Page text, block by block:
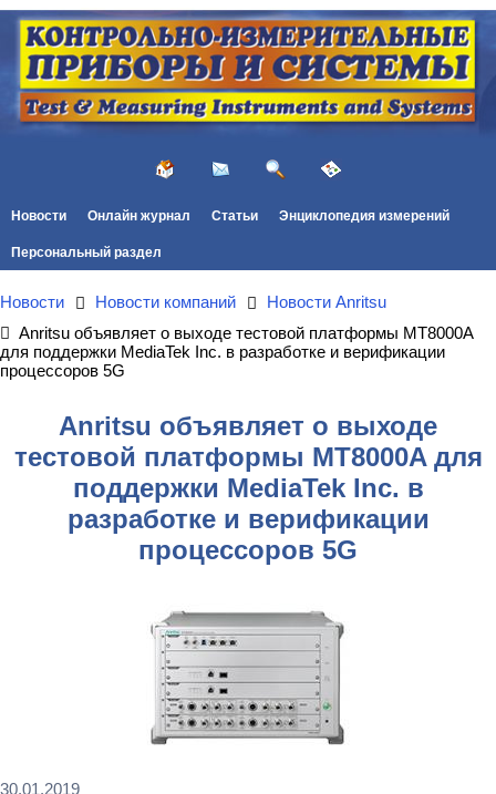
Новости Онлайн журнал Статьи Энциклопедия измерений
Персональный раздел
Новости Новости компаний
Новости Anritsu
Anritsu объявляет о выходе тестовой платформы MT8000A
для поддержки MediaTek Inc. в разработке и верификации
процессоров 5G
Anritsu объявляет о выходе
тестовой платформы MT8000A для
поддержки MediaTek Inc. в
разработке и верификации
процессоров 5G
30.01.2019